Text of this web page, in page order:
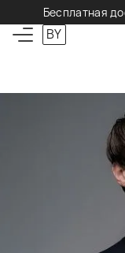
Бесплатная
BY